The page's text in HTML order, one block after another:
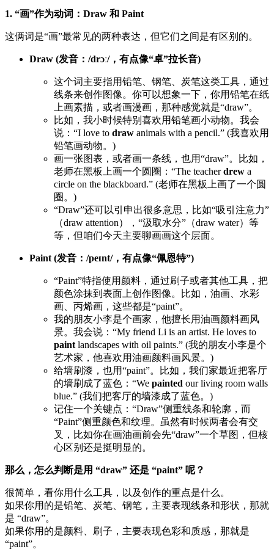
1. “画”作为动词：Draw 和 Paint
这俩词是“画”最常见的两种表达，但它们之间是有区别的。
Draw (发音：/drɔː/，有点像“卓”拉长音)
这个词主要指用铅笔、钢笔、炭笔这类工具，通过
线条来创作图像。你可以想象一下，你用铅笔在纸
上画素描，或者画漫画，那种感觉就是“draw”。
比如，我小时候特别喜欢用铅笔画小动物。我会
说：“I love to draw animals with a pencil.” (我喜欢用
铅笔画动物。)
画一张图表，或者画一条线，也用“draw”。比如，
老师在黑板上画一个圆圈：“The teacherdrew a
circle on the blackboard.” (老师在黑板上画了一个圆
圈。)
“Draw”还可以引申出很多意思，比如“吸引注意力”
（draw attention），“汲取水分”（draw water）等
等，但咱们今天主要聊画画这个层面。
Paint (发音：/peɪnt/，有点像“佩恩特”)
“Paint”特指使用颜料，通过刷子或者其他工具，把
颜色涂抹到表面上创作图像。比如，油画、水彩
画、丙烯画，这些都是“paint”。
我的朋友小李是个画家，他擅长用油画颜料画风
景。我会说：“My friend Li is an artist. He loves to
paint landscapes with oil paints.” (我的朋友小李是个
艺术家，他喜欢用油画颜料画风景。)
给墙刷漆，也用“paint”。比如，我们家最近把客厅
的墙刷成了蓝色：“We painted our living room walls
blue.” (我们把客厅的墙漆成了蓝色。)
记住一个关键点：“Draw”侧重线条和轮廓，而
“Paint”侧重颜色和纹理。虽然有时候两者会有交
叉，比如你在画油画前会先“draw”一个草图，但核
心区别还是挺明显的。
那么，怎么判断是用 “draw” 还是 “paint” 呢？
很简单，看你用什么工具，以及创作的重点是什么。
如果你用的是铅笔、炭笔、钢笔，主要表现线条和形状，那就
是 “draw”。
如果你用的是颜料、刷子，主要表现色彩和质感，那就是
“paint”。